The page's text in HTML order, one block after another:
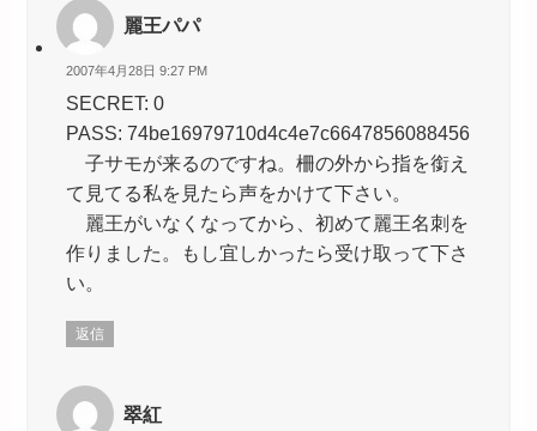
麗王パパ
2007年4月28日 9:27 PM
SECRET: 0
PASS: 74be16979710d4c4e7c6647856088456
子サモが来るのですね。柵の外から指を銜え
て見てる私を見たら声をかけて下さい。
麗王がいなくなってから、初めて麗王名刺を
作りました。もし宜しかったら受け取って下さ
い。
返信
翠紅